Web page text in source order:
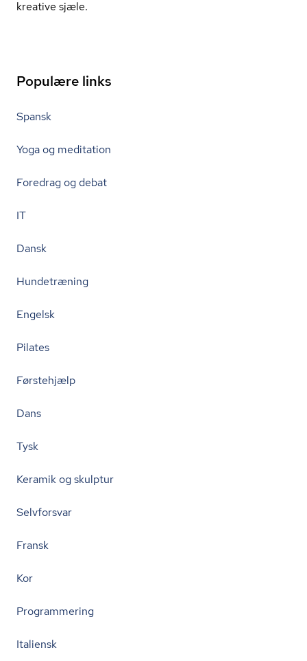
kreative sjæle.
Populære links
Spansk
Yoga og meditation
Foredrag og debat
IT
Dansk
Hundetræning
Engelsk
Pilates
Førstehjælp
Dans
Tysk
Keramik og skulptur
Selvforsvar
Fransk
Kor
Programmering
Italiensk